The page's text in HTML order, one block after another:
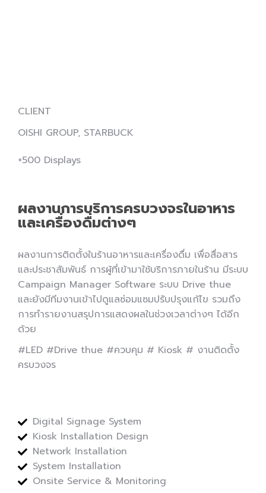
CLIENT
OISHI GROUP, STARBUCK
+500 Displays
ผลงานการบริการครบวงจรในอาหาร
และเครื่องดื่มต่างๆ
ผลงานการติดตั้งในร้านอาหารและเครื่องดื่ม เพื่อสื่อสาร
และประชาสัมพันธ์ การผู้ที่เข้ามาใช้บริการภายในร้าน มีระบบ
Campaign Manager Software ระบบ Drive thue
และยังมีทีมงานเข้าไปดูแลซ่อมแซมปรับปรุงแก้ไข รวมถึง
การทำรายงานสรุปการแสดงผลในช่วงเวลาต่างๆ ได้อีก
ด้วย
#LED #Drive thue #ควบคุม # Kiosk # งานติดตั้ง
ครบวงจร
Digital Signage System
Kiosk Installation Design
Network Installation
System Installation
Onsite Service & Monitoring